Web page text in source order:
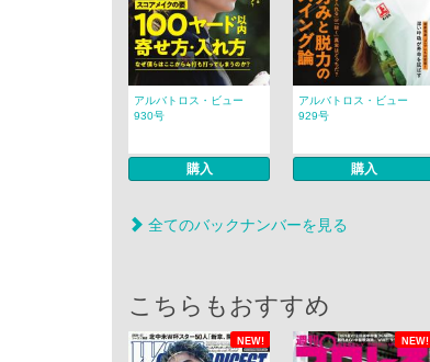
アルバトロス・ビュー
930号
購入
アルバトロス・ビュー
929号
購入
全てのバックナンバーを見る
こちらもおすすめ
NEW! NEW!